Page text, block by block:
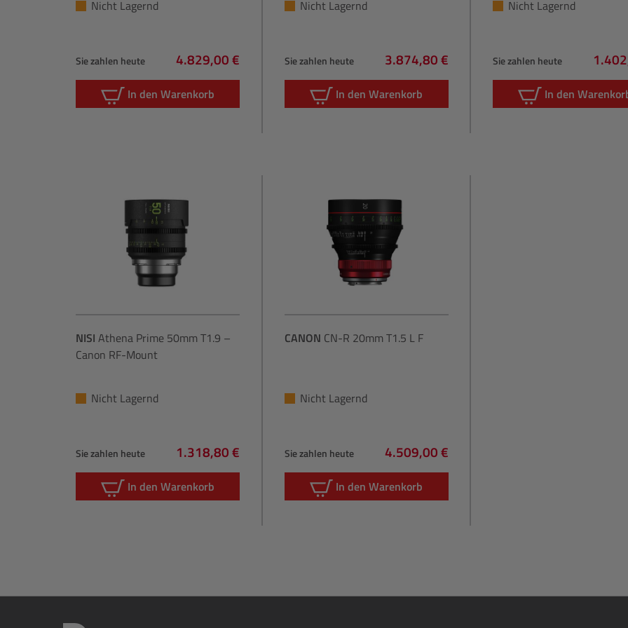
Nicht Lagernd
Sie zahlen heute
Regulärer Preis:
4.829,00 €
In den Warenkorb
Nicht Lagernd
Sie zahlen heute
Regulärer Preis:
3.874,80 €
In den Warenkorb
Nicht Lagernd
Sie zahlen heute
In den
NISI Athena Prime 50mm T1.9 –
Canon RF-Mount
Nicht Lagernd
Sie zahlen heute
Regulärer Preis:
1.318,80 €
In den Warenkorb
CANON CN-R 20mm T1.5 L F
Nicht Lagernd
Sie zahlen heute
Regulärer Preis:
4.509,00 €
In den Warenkorb